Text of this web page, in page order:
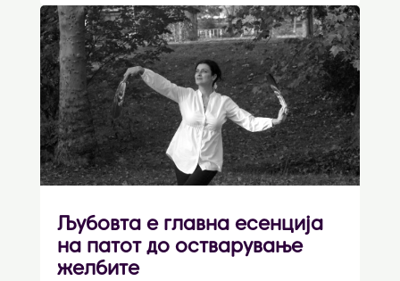
Љубовта е главна есенција
на патот до остварување
желбите